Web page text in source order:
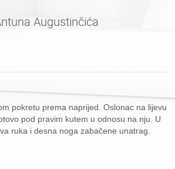
Augustinčića
pokretu prema naprijed. Oslonac na lijevu
pod pravim kutem u odnosu na nju. U
ruka i desna noga zabačene unatrag.